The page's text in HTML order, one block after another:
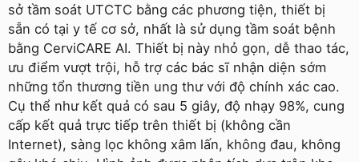
sở tầm soát UTCTC bằng các phương tiện, thiết bị
sẵn có tại y tế cơ sở, nhất là sử dụng tầm soát bệnh
bằng CerviCARE AI. Thiết bị này nhỏ gọn, dễ thao tác,
ưu điểm vượt trội, hỗ trợ các bác sĩ nhận diện sớm
những tổn thương tiền ung thư với độ chính xác cao.
Cụ thể như kết quả có sau 5 giây, độ nhạy 98%, cung
cấp kết quả trực tiếp trên thiết bị (không cần
Internet), sàng lọc không xâm lấn, không đau, không